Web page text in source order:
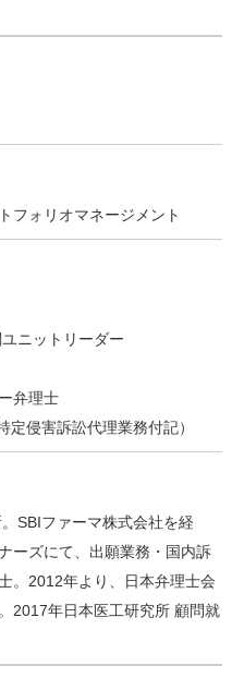
フォリオマネージメント
ニットリーダー
弁理士
侵害訴訟代理業務付記）
SBIファーマ株式会社を経
ーズにて、出願業務・国内訴
。2012年より、日本弁理士会
2017年日本医工研究所 顧問就